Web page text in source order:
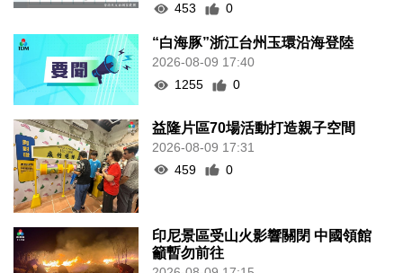
453
0
“白海豚”浙江台州玉環沿海登陸
2026-08-09 17:40
1255
0
益隆片區70場活動打造親子空間
2026-08-09 17:31
459
0
印尼景區受山火影響關閉 中國領館
籲暫勿前往